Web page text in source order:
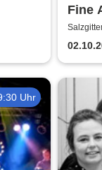
Fine
Uhr